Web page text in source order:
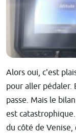
Alors oui, c'est
pour aller pédaler.
passe. Mais le
est
du côté de